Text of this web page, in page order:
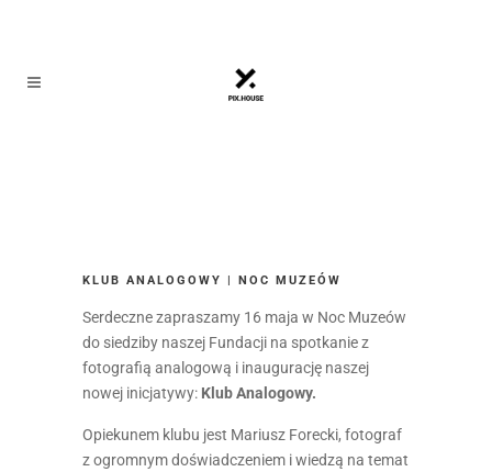
KLUB ANALOGOWY | NOC MUZEÓW
Serdeczne zapraszamy 16 maja w Noc Muzeów
do siedziby naszej Fundacji na spotkanie z
fotografią analogową i inaugurację naszej
nowej inicjatywy: Klub Analogowy.
Opiekunem klubu jest Mariusz Forecki, fotograf
z ogromnym doświadczeniem i wiedzą na temat